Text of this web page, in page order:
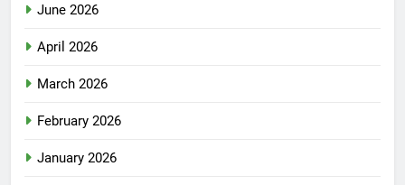
June 2026
April 2026
March 2026
February 2026
January 2026